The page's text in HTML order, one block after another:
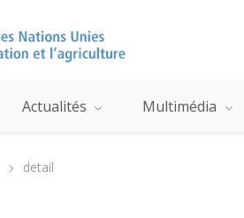
Actualités Multimédia
detail